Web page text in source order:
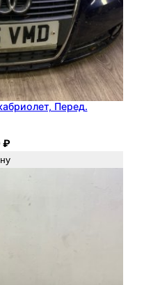
Перед.
₽